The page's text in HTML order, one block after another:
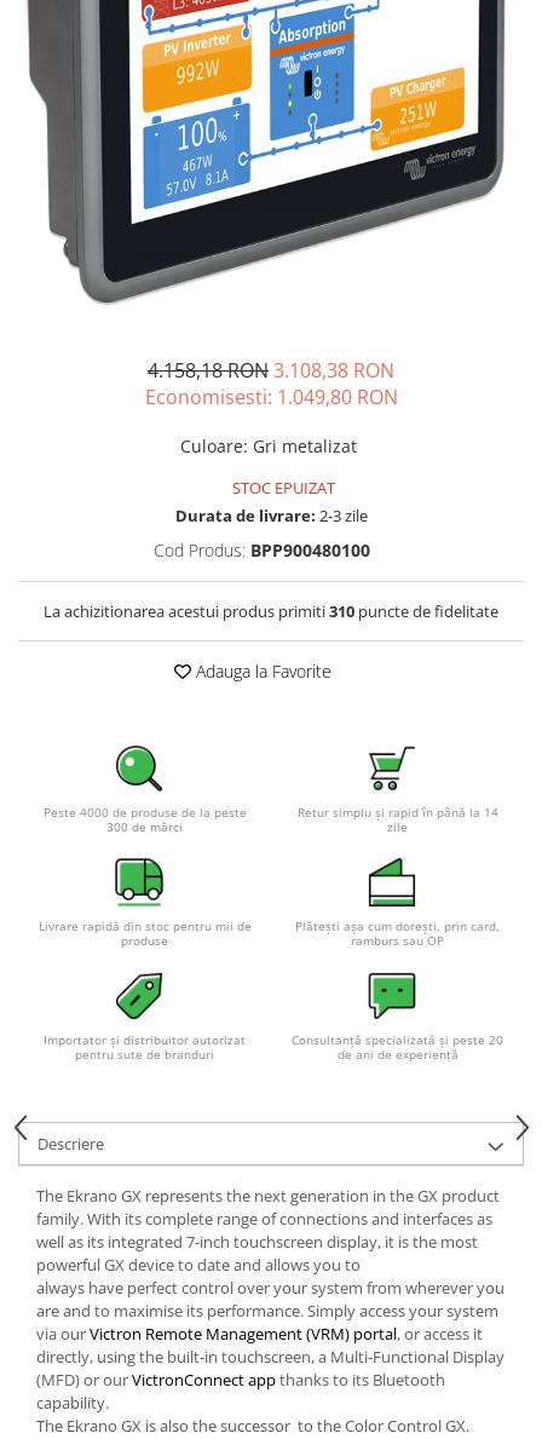
Sisteme de management (BMS)
Redresoare, incarcatoare si testere
Redresoare auto, moto, barci si
4.158,18 RON3.108,38 RON
Economisesti: 1.049,80 RON
Culoare: Gri metalizat
STOC EPUIZAT
Durata de livrare: 2-3 zile
Cod Produs: BPP900480100
La achizitionarea acestui produs primiti310 puncte de fidelitate
Adauga la Favorite
Peste 4000 de produse de la peste
300 de mărci
Retur simplu și rapid în până la 14
zile
Livrare rapidă din stoc pentru mii de
produse
Plătești așa cum dorești, prin card,
ramburs sau OP
Importator și distribuitor autorizat
pentru sute de branduri
Consultanță specializată și peste 20
de ani de experiență
Descriere
The Ekrano GX represents the next generation in the GX product
family. With its complete range of connections and interfaces as
well as its integrated 7-inch touchscreen display, it is the most
powerful GX device to date and allows you to
always have perfect control over your system from wherever you
are and to maximise its performance. Simply access your system
via ourVictron Remote Management (VRM) portal, or access it
directly, using the built-in touchscreen, a Multi-Functional Display
(MFD) or ourVictronConnect appthanks to its Bluetooth
capability.
The Ekrano GX is also the successor to the Color Control GX.